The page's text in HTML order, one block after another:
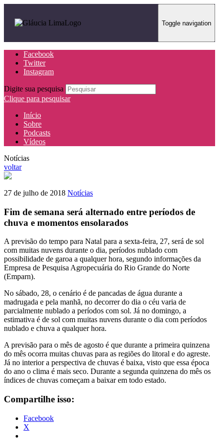
Toggle navigation
Facebook
Twitter
Instagram
Digite sua pesquisa
Clique para pesquisar
Início
Sobre
Podcasts
Vídeos
Notícias
voltar
27 de julho de 2018 Notícias
Fim de semana será alternado entre períodos de
chuva e momentos ensolarados
A previsão do tempo para Natal para a sexta-feira, 27, será de sol
com muitas nuvens durante o dia, períodos nublado com
possibilidade de garoa a qualquer hora, segundo informações da
Empresa de Pesquisa Agropecuária do Rio Grande do Norte
(Emparn).
No sábado, 28, o cenário é de pancadas de água durante a
madrugada e pela manhã, no decorrer do dia o céu varia de
parcialmente nublado a períodos com sol. Já no domingo, a
estimativa é de sol com muitas nuvens durante o dia com períodos
nublado e chuva a qualquer hora.
A previsão para o mês de agosto é que durante a primeira quinzena
do mês ocorra muitas chuvas para as regiões do litoral e do agreste.
Já no interior a perspectiva de chuvas é baixa, visto que essa época
do ano o clima é mais seco. Durante a segunda quinzena do mês os
índices de chuvas começam a baixar em todo estado.
Compartilhe isso:
Facebook
X